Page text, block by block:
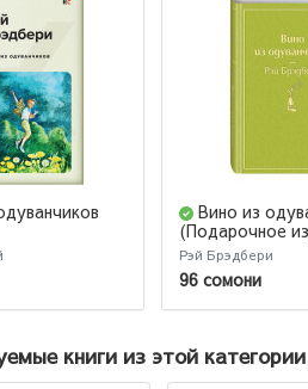
Вино из
(Подарочное
Рэй Брэдбери
96 сомони
книги из этой категории